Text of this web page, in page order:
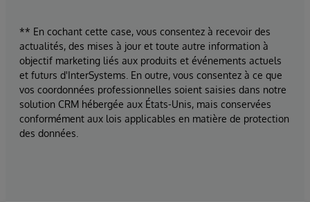
** En cochant cette case, vous consentez à recevoir des
actualités, des mises à jour et toute autre information à
objectif marketing liés aux produits et événements actuels
et futurs d'InterSystems. En outre, vous consentez à ce que
vos coordonnées professionnelles soient saisies dans notre
solution CRM hébergée aux États-Unis, mais conservées
conformément aux lois applicables en matière de protection
des données.